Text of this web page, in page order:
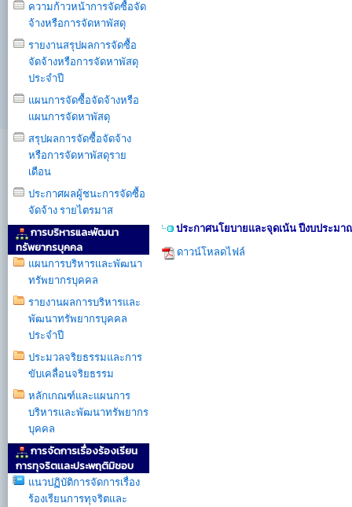
ความก้าวหน้าการจัดซื้อจัด
จ้างหรือการจัดหาพัสดุ
รายงานสรุปผลการจัดซื้อ
จัดจ้างหรือการจัดหาพัสดุ
ประจำปี
แผนการจัดซื้อจัดจ้างหรือ
แผนการจัดหาพัสดุ
สรุปผลการจัดซื้อจัดจ้าง
หรือการจัดหาพัสดุราย
เดือน
ประกาศผลผู้ชนะการจัดซื้อ
จัดจ้าง รายไตรมาส
การบริหารและพัฒนา
ทรัพยากรบุคคล
แผนการบริหารเเละพัฒนา
ทรัพยากรบุคคล
รายงานผลการบริหารและ
พัฒนาทรัพยากรบุคคล
ประจำปี
ประมวลจริยธรรมและการ
ขับเคลื่อนจริยธรรม
หลักเกณฑ์และแผนการ
บริหารและพัฒนาทรัพยากร
บุคคล
การจัดการเรื่องร้องเรียน
การทุจริตเเละประพฤติมิชอบ
แนวปฏิบัติการจัดการเรื่อง
ร้องเรียนการทุจริตและ
ประกาศนโยบายและจุดเน้น ปีงบประมา
ดาวน์โหลดไฟล์